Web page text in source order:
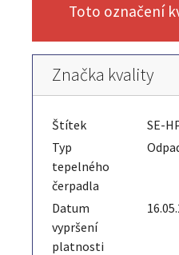
Toto označení
Značka kvality
Štítek
SE-
Typ
tepelného
čerpadla
Datum
vypršení
platnosti